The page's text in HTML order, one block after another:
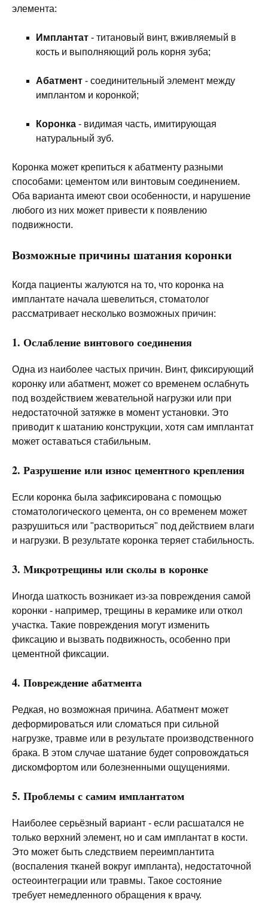
элемента:
Имплантат - титановый винт, вживляемый в
кость и выполняющий роль корня зуба;
Абатмент - соединительный элемент между
имплантом и коронкой;
Коронка - видимая часть, имитирующая
натуральный зуб.
Коронка может крепиться к абатменту разными
способами: цементом или винтовым соединением.
Оба варианта имеют свои особенности, и нарушение
любого из них может привести к появлению
подвижности.
Возможные причины шатания коронки
Когда пациенты жалуются на то, что коронка на
имплантате начала шевелиться, стоматолог
рассматривает несколько возможных причин:
1. Ослабление винтового соединения
Одна из наиболее частых причин. Винт, фиксирующий
коронку или абатмент, может со временем ослабнуть
под воздействием жевательной нагрузки или при
недостаточной затяжке в момент установки. Это
приводит к шатанию конструкции, хотя сам имплантат
может оставаться стабильным.
2. Разрушение или износ цементного крепления
Если коронка была зафиксирована с помощью
стоматологического цемента, он со временем может
разрушиться или "раствориться" под действием влаги
и нагрузки. В результате коронка теряет стабильность.
3. Микротрещины или сколы в коронке
Иногда шаткость возникает из-за повреждения самой
коронки - например, трещины в керамике или откол
участка. Такие повреждения могут изменить
фиксацию и вызвать подвижность, особенно при
цементной фиксации.
4. Повреждение абатмента
Редкая, но возможная причина. Абатмент может
деформироваться или сломаться при сильной
нагрузке, травме или в результате производственного
брака. В этом случае шатание будет сопровождаться
дискомфортом или болезненными ощущениями.
5. Проблемы с самим имплантатом
Наиболее серьёзный вариант - если расшатался не
только верхний элемент, но и сам имплантат в кости.
Это может быть следствием переимплантита
(воспаления тканей вокруг импланта), недостаточной
остеоинтеграции или травмы. Такое состояние
требует немедленного обращения к врачу.